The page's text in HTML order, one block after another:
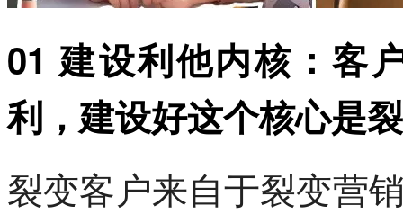
01 建设利他内核：客
利，建设好这个核心是
裂变客户来自于裂变营